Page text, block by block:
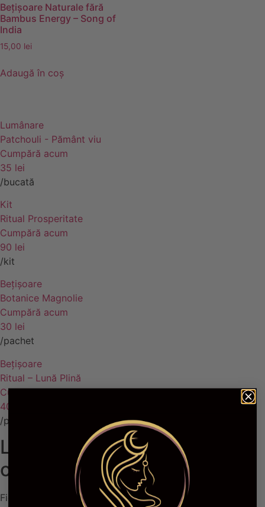
Bețișoare Naturale fără
Bambus Energy – Song of
India
15,00 lei
Adaugă în coș
Lumânare
Patchouli - Pământ viu
Cumpără acum
35 lei
/bucată
Kit
Ritual Prosperitate
Cumpără acum
90 lei
/kit
Bețișoare
Botanice Magnolie
Cumpără acum
30 lei
/pachet
Bețișoare
Ritual – Lună Plină
Cumpără acum
40 lei
/pachet
Lumină, ritual și armonie,
oriunde, oricând.
Fiecare obiect este ales cu grijă și testat cu sufletul. Aici,